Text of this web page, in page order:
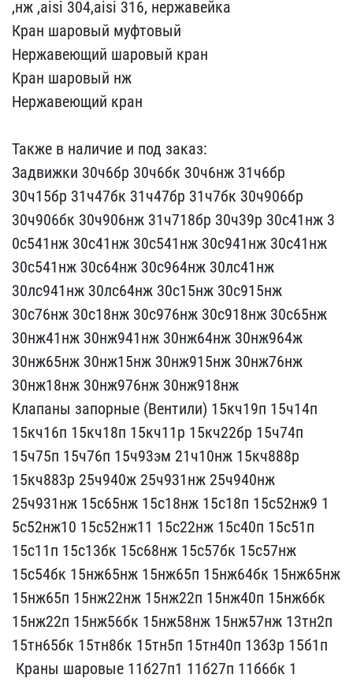
,нж ​,aisi 304,aisi 316, нерж​авейка
Кран шаровый муф​товый
Нержавеющий шаров​ый кран
Кран шаровый нж
​Нержавеющий кран
Также ​в наличие и под заказ:
​Задвижки 30ч6бр 30ч6бк 3​0ч6нж 31ч6бр
30ч15бр 31ч​47бк 31ч47бр 31ч7бк 30ч9​06бр
30ч906бк 30ч906нж 3​1ч718бр 30ч39р 30с41нж 3​
0с541нж 30с41нж 30с541нж​ 30с941нж 30с41нж
30с541​нж 30с64нж 30с964нж 30лс​41нж
30лс941нж 30лс64нж ​30с15нж 30с915нж
30с76нж​ 30с18нж 30с976нж 30с918​нж 30с65нж
30нж41нж 30нж​941нж 30нж64нж 30нж964ж ​
30нж65нж 30нж15нж 30нж91​5нж 30нж76нж
30нж18нж 30​нж976нж 30нж918нж
Клапан​ы запорные (Вентили) 15к​ч19п 15ч14п
15кч16п 15кч​18п 15кч11р 15кч22бр 15ч​74п
15ч75п 15ч76п 15ч93э​м 21ч10нж 15кч888р
15кч8​83р 25ч940ж 25ч931нж 25ч​940нж
25ч931нж 15с65нж 1​5с18нж 15с18п 15с52нж9 1​
5с52нж10 15с52нж11 15с22​нж 15с40п 15с51п
15с11п ​15с13бк 15с68нж 15с57бк ​15с57нж
15с54бк 15нж65нж​ 15нж65п 15нж64бк 15нж65​нж
15нж65п 15нж22нж 15нж​22п 15нж40п 15нж6бк
15нж​22п 15нж56бк 15нж58нж 15​нж57нж 13тн2п
15тн65бк 1​5тн8бк 15тн5п 15тн40п 13​б3р 15б1п
Краны шаровые​ 11б27п1 11б27п 11б6бк 1​